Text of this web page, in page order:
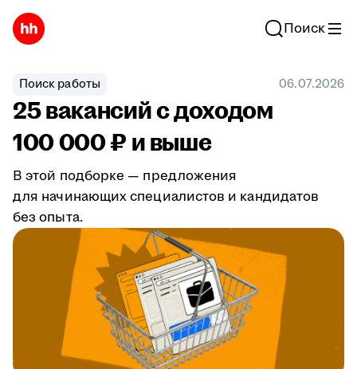
Поиск
Поиск работы 06.07.2026
25 вакансий с доходом
100 000 ₽ и выше
В этой подборке — предложения
для начинающих специалистов и кандидатов
без опыта.